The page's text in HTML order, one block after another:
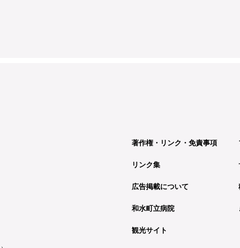
著作権・リンク・免責事項
リンク集
広告掲載について
和水町立病院
観光サイト